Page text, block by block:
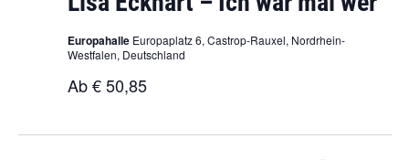
Europahalle Europaplatz 6, Castrop-Rauxel, Nordrhein-
Westfalen, Deutschland
Ab € 50,85